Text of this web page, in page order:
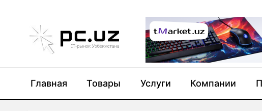
Главная Товары Услуги Компании